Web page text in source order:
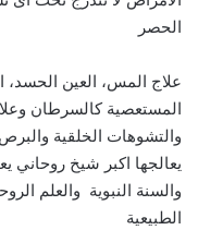
الحصر
علاج المس، العين
المستعصية كالسرطان
والتشوهات الخلقية
يعالجها اكبر شيخ روحاني
والسنة النبوية والعلم
الطبيعية